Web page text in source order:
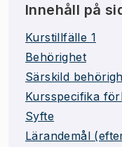
Innehåll på
Kurstillfälle 1
Behörighet
Särskild
Kursspecifika
Syfte
Lärandemål